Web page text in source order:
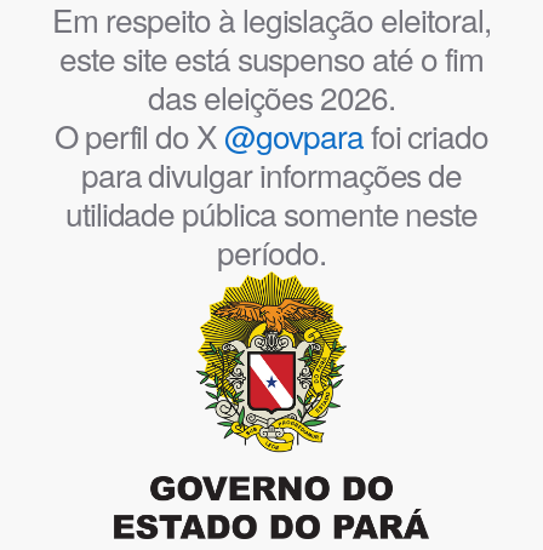
Em respeito à legislação eleitoral,
este site está suspenso até o fim
das eleições 2026.
O perfil do X@govparafoi criado
para divulgar informações de
utilidade pública somente neste
período.